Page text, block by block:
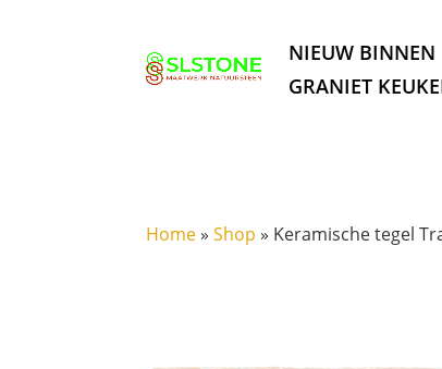
NIEUW BINNEN
GRANIET
Home»Shop » Keramische tegel